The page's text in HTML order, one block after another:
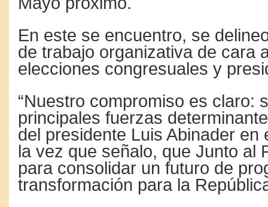
En este se encuentro, se
de trabajo organizativa de cara
elecciones congresuales y
“Nuestro compromiso es claro:
principales fuerzas
del presidente Luis Abinader en
la vez que señalo, que Junto al
para consolidar un futuro de
transformación para la